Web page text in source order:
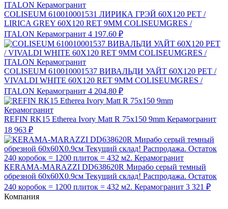
COLISEUM 610010001531 ЛИРИКА ГРЭЙ 60X120 РЕТ /
LIRICA GREY 60X120 RET 9MM COLISEUMGRES /
ITALON Керамогранит 4 197.60 ₽
COLISEUM 610010001537 ВИВАЛЬДИ УАЙТ 60X120 РЕТ /
VIVALDI WHITE 60X120 RET 9MM COLISEUMGRES /
ITALON Керамогранит 4 204.80 ₽
REFIN RK15 Etherea Ivory Matt R 75x150 9mm Керамогранит
18 963 ₽
КЕRAMA-MARAZZI DD638620R Мирабо серый темный
обрезной 60х60X0.9см Текущий склад! Распродажа. Остаток
240 коробок = 1200 плиток = 432 м2. Керамогранит 3 321 ₽
Компания